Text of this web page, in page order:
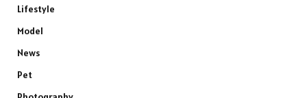
Lifestyle
Model
News
Pet